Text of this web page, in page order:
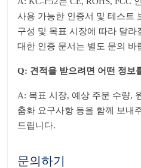
사용 가능한 인증서 및 테스트
구성 및 목표 시장에 따라 달라
대한 인증 문서는 별도 문의 바
Q: 견적을 받으려면 어떤 정보
A: 목표 시장, 예상 주문 수량,
춤화 요구사항 등을 함께 보내
드립니다.
문의하기